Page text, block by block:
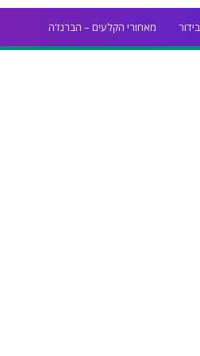
בידור מאחורי הקלעים – הברנז'ה